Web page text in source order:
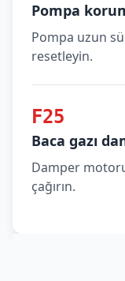
Pompa
Pompa uzun
resetleyin.
F25
Baca gazı
Damper motoru
çağırın.